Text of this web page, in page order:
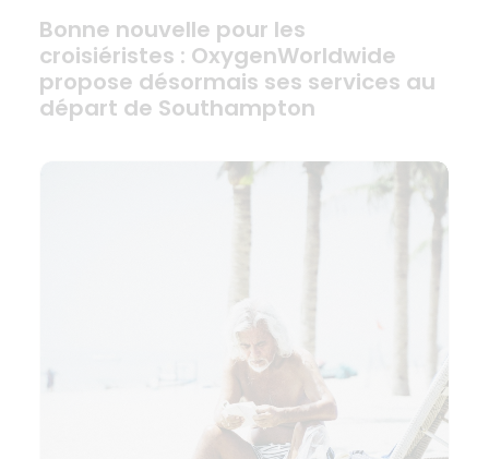
Bonne nouvelle pour les
croisiéristes : OxygenWorldwide
propose désormais ses services au
départ de Southampton